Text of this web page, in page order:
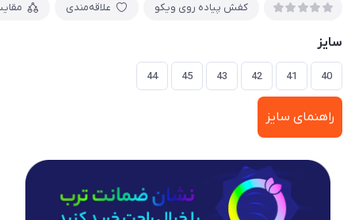
کفش پیاده روی ویکو علاقه‌مندی
سایز
40
41
42
43
45
44
راهنمای سایز